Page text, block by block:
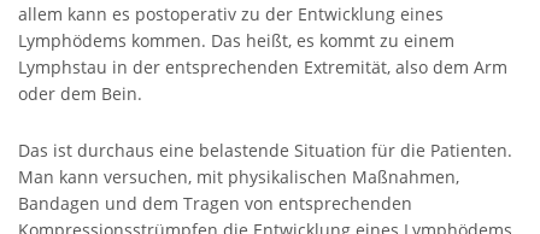
allem kann es postoperativ zu der Entwicklung eines
Lymphödems kommen. Das heißt, es kommt zu einem
Lymphstau in der entsprechenden Extremität, also dem Arm
oder dem Bein.
Das ist durchaus eine belastende Situation für die Patienten.
Man kann versuchen, mit physikalischen Maßnahmen,
Bandagen und dem Tragen von entsprechenden